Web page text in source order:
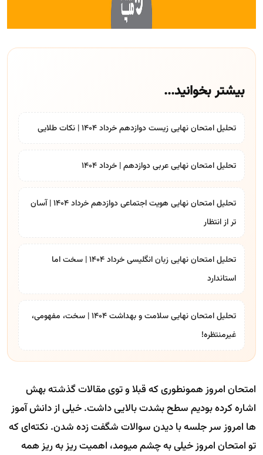
بیشتر بخوانید...
تحلیل امتحان نهایی زیست دوازدهم خرداد 1404 | نکات طلایی
تحلیل امتحان نهایی عربی دوازدهم | خرداد ۱۴۰۴
تحلیل امتحان نهایی هویت اجتماعی دوازدهم خرداد 1404 | آسان
تر از انتظار
تحلیل امتحان نهایی زبان انگلیسی خرداد 1404 | سخت اما
استاندارد
تحلیل امتحان نهایی سلامت و بهداشت 1404 | سخت، مفهومی،
غیرمنتظره!
امتحان امروز همونطوری که قبلا و توی مقالات گذشته بهش
اشاره کرده بودیم سطح بشدت بالایی داشت. خیلی از دانش آموز
ها امروز سر جلسه با دیدن سوالات شگفت زده شدن. نکته‌ای که
تو امتحان امروز خیلی به چشم میومد، اهمیت ریز به ریز همه